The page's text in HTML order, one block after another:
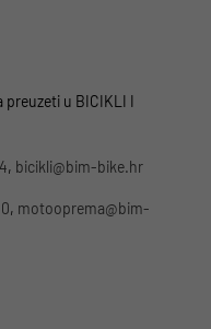
preuzeti u BICIKLI I
, bicikli@bim-bike.hr
, motooprema@bim-